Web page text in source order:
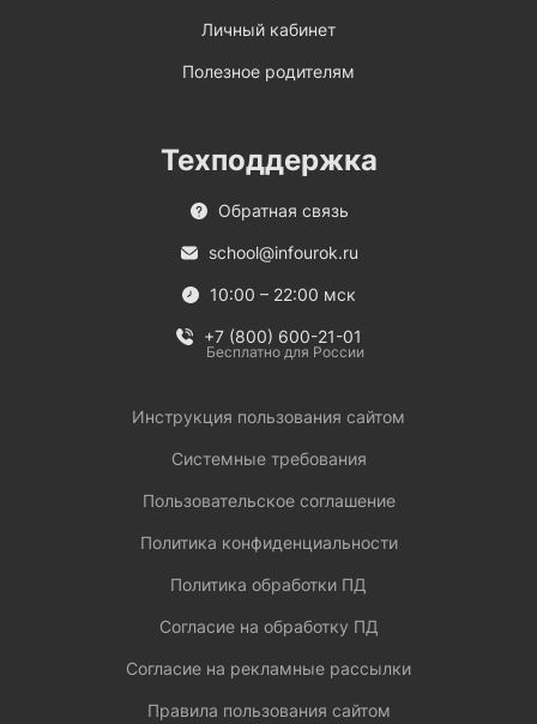
Личный кабинет
Полезное родителям
Техподдержка
Обратная связь
school@infourok.ru
10:00 – 22:00 мск
+7 (800) 600-21-01
Бесплатно для России
Инструкция пользования сайтом
Системные требования
Пользовательское соглашение
Политика конфиденциальности
Политика обработки ПД
Согласие на обработку ПД
Согласие на рекламные рассылки
Правила пользования сайтом